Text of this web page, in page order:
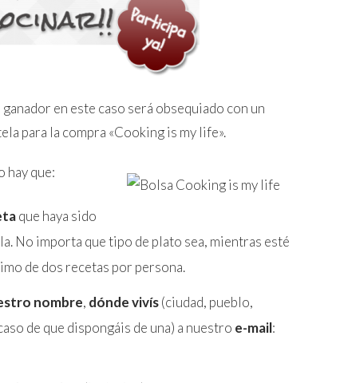
en este caso será obsequiado con un
para la compra «Cooking is my life».
hay que:
que haya sido
No importa que tipo de plato sea, mientras esté
de dos recetas por persona.
nombre, dónde vivís(ciudad, pueblo,
de que dispongáis de una) a nuestro e-mail: